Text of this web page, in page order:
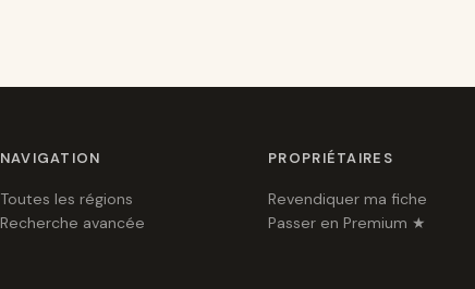
NAVIGATION
Toutes les régions
Recherche avancée
PROPRIÉTAIRES
Revendiquer ma fiche
Passer en Premium ★